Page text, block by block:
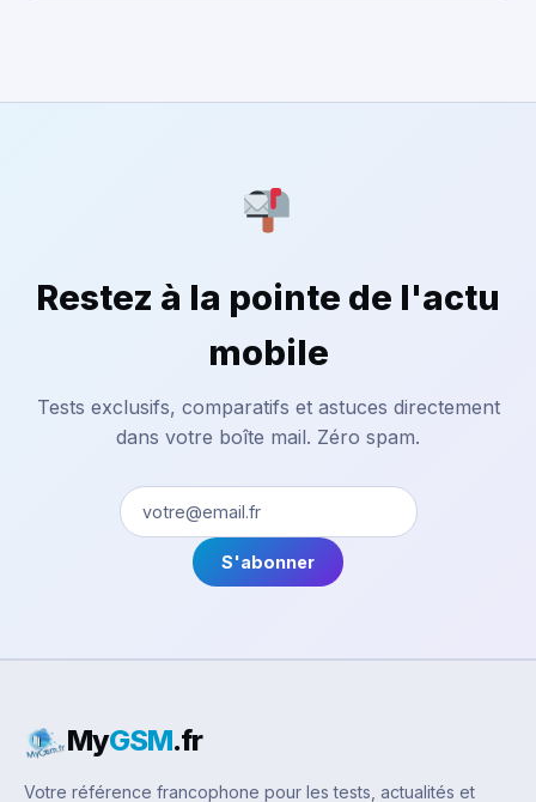
Restez à la pointe de l'actu
mobile
Tests exclusifs, comparatifs et astuces directement
dans votre boîte mail. Zéro spam.
S'abonner
MyGSM.fr
Votre référence francophone pour les tests, actualités et